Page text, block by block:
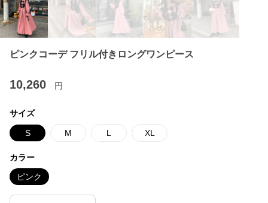
ピンクコーデ フリル付きロングワンピース
10,260 円
サイズ
S M L XL
カラー
ピンク